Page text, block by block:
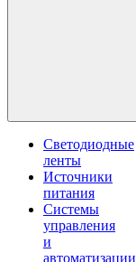
Светодиодные
ленты
Источники
питания
Системы
управления
и
автоматизации